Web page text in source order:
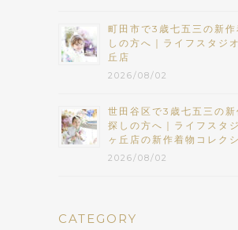
町田市で3歳七五三の新作
しの方へ｜ライフスタジ
丘店
2026/08/02
世田谷区で3歳七五三の新
探しの方へ｜ライフスタ
ヶ丘店の新作着物コレク
2026/08/02
CATEGORY